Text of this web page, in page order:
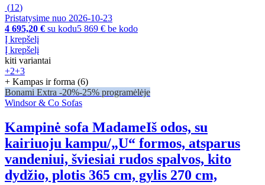
(12)
Pristatysime nuo 2026‑10‑23
4 695,20 € su kodu5 869 € be kodo
Į krepšelį
Į krepšelį
kiti variantai
+2+3
+ Kampas ir forma (6)
Bonami Extra -20%-25% programėlėje
Windsor & Co Sofas
Kampinė sofa MadameIš odos, su
kairiuoju kampu/„U“ formos, atsparus
vandeniui, šviesiai rudos spalvos, kito
dydžio, plotis 365 cm, gylis 270 cm,